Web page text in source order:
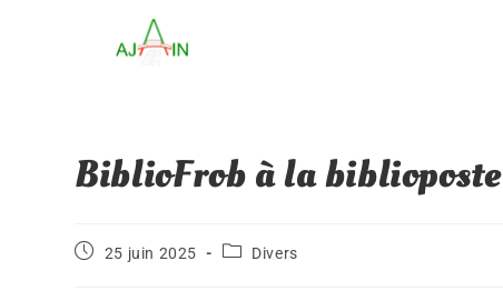
BiblioFrob à la biblioposte
25 juin 2025 Divers